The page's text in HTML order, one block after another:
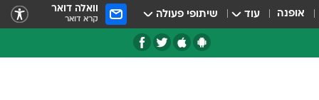
אופנה עוד שיתופי פעולה וואלה דואר
קרא דואר